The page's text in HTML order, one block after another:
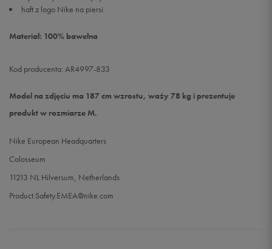
haft z logo Nike na piersi
Materiał: 100% bawełna
Kod producenta: AR4997-833
Model na zdjęciu ma 187 cm wzrostu, waży 78 kg i prezentuje
produkt w rozmiarze M.
Nike European Headquarters
Colosseum
11213 NL Hilversum, Netherlands
Product.Safety.EMEA@nike.com